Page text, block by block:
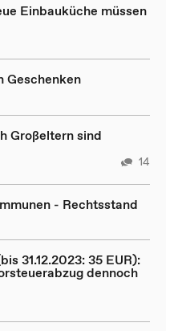
Einbauküche müssen
Geschenken
Großeltern sind
14
- Rechtsstand
31.12.2023: 35 EUR):
dennoch